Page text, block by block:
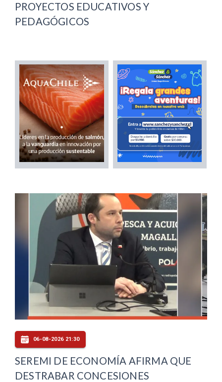
PROYECTOS EDUCATIVOS Y
PEDAGÓGICOS
06-08-2026 21:30
SEREMI DE ECONOMÍA AFIRMA QUE
DESTRABAR CONCESIONES